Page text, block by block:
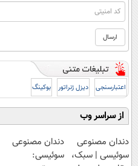
اعتبارسنجی دیزل ژنراتور بوکینگ
از سراسر وب
دندان مصنوعی
سوئیسی | سبک،
دندان مصنوعی
سوئیسی: